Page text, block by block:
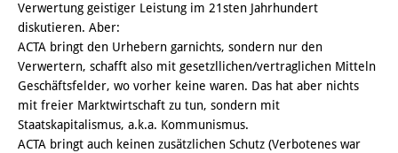
Verwertung geistiger Leistung im 21sten Jahrhundert
diskutieren. Aber:
ACTA bringt den Urhebern garnichts, sondern nur den
Verwertern, schafft also mit gesetzllichen/vertraglichen Mitteln
Geschäftsfelder, wo vorher keine waren. Das hat aber nichts
mit freier Marktwirtschaft zu tun, sondern mit
Staatskapitalismus, a.k.a. Kommunismus.
ACTA bringt auch keinen zusätzlichen Schutz (Verbotenes war